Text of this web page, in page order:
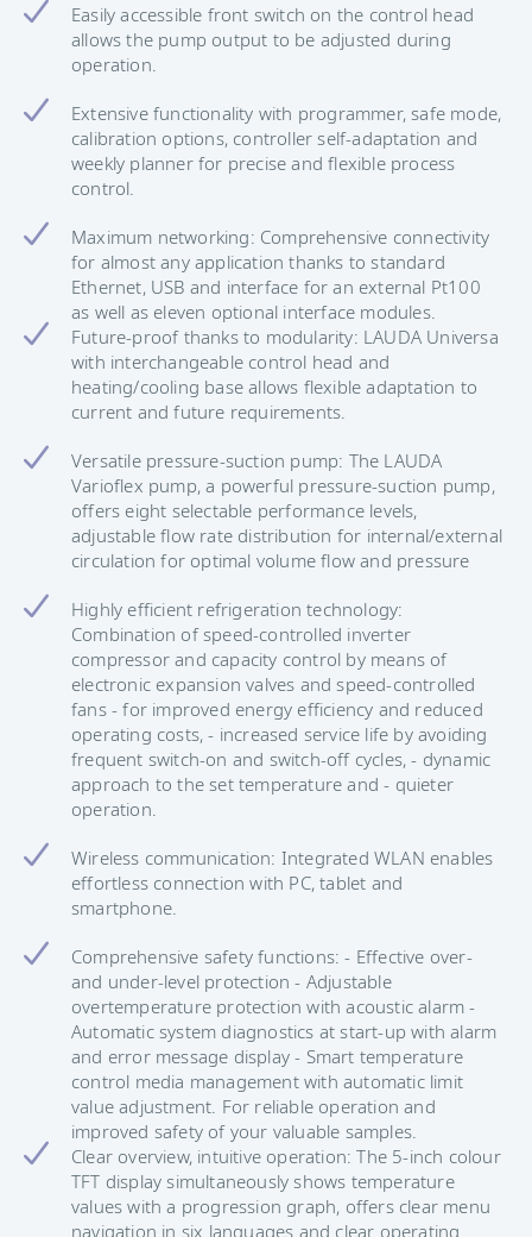
Easily accessible front switch on the control head
allows the pump output to be adjusted during
operation.
Extensive functionality with programmer, safe mode,
calibration options, controller self-adaptation and
weekly planner for precise and flexible process
control.
Maximum networking: Comprehensive connectivity
for almost any application thanks to standard
Ethernet, USB and interface for an external Pt100
as well as eleven optional interface modules.
Future-proof thanks to modularity: LAUDA Universa
with interchangeable control head and
heating/cooling base allows flexible adaptation to
current and future requirements.
Versatile pressure-suction pump: The LAUDA
Varioflex pump, a powerful pressure-suction pump,
offers eight selectable performance levels,
adjustable flow rate distribution for internal/external
circulation for optimal volume flow and pressure
Highly efficient refrigeration technology:
Combination of speed-controlled inverter
compressor and capacity control by means of
electronic expansion valves and speed-controlled
fans - for improved energy efficiency and reduced
operating costs, - increased service life by avoiding
frequent switch-on and switch-off cycles, - dynamic
approach to the set temperature and - quieter
operation.
Wireless communication: Integrated WLAN enables
effortless connection with PC, tablet and
smartphone.
Comprehensive safety functions: - Effective over-
and under-level protection - Adjustable
overtemperature protection with acoustic alarm -
Automatic system diagnostics at start-up with alarm
and error message display - Smart temperature
control media management with automatic limit
value adjustment. For reliable operation and
improved safety of your valuable samples.
Clear overview, intuitive operation: The 5-inch colour
TFT display simultaneously shows temperature
values with a progression graph, offers clear menu
navigation in six languages and clear operating